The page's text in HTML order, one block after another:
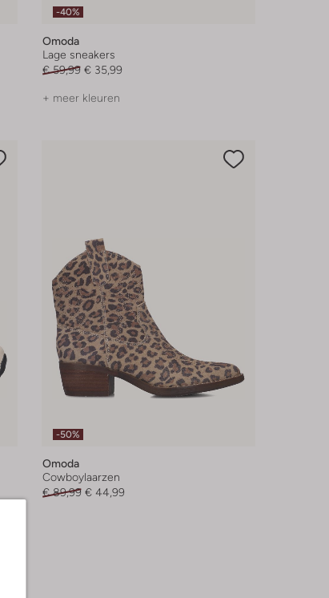
-40%
Omoda
Lage sneakers
€ 59,99 € 35,99
+ meer kleuren
-50%
Omoda
Cowboylaarzen
€ 89,99 € 44,99